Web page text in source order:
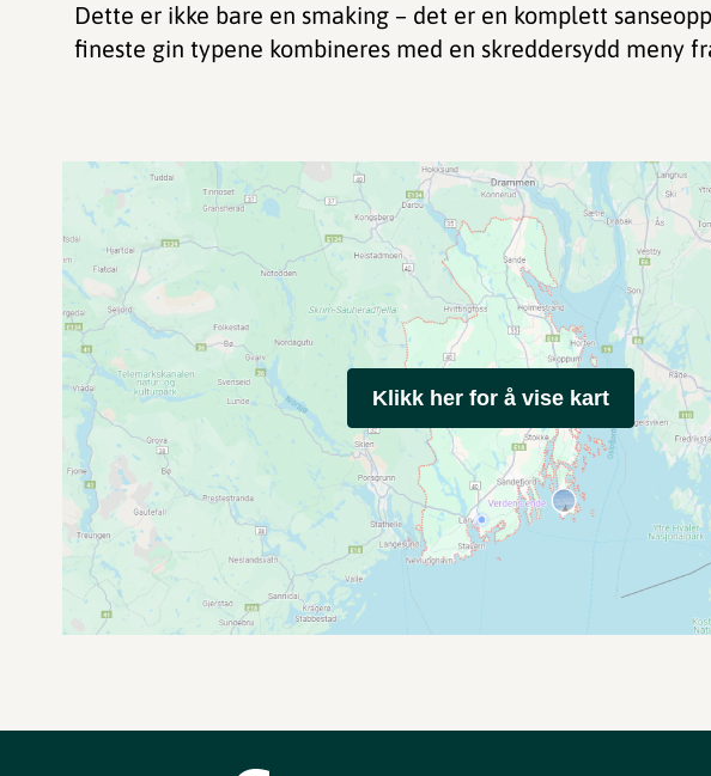
Dette er ikke bare en smaking – det er en komplett
fineste gin typene kombineres med en skreddersydd meny
Klikk her for å vise kart